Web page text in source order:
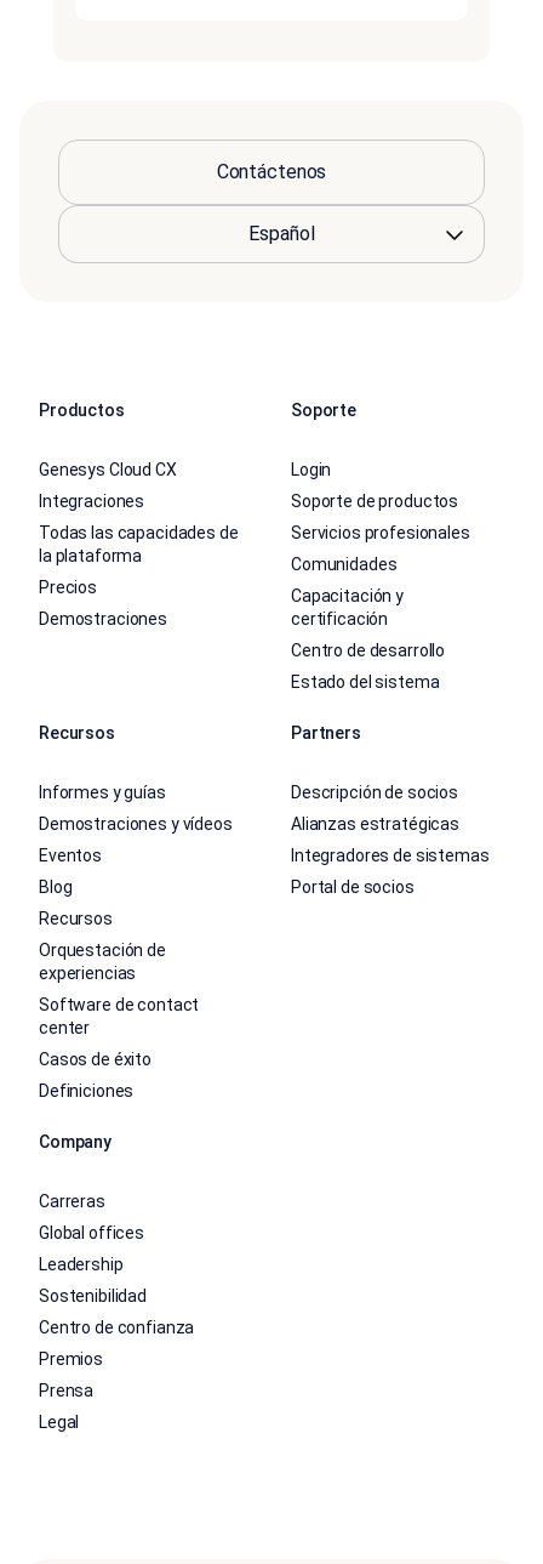
Contáctenos
Productos
Genesys Cloud CX
Integraciones
Todas las capacidades de
la plataforma
Precios
Demostraciones
Soporte
Login
Soporte de productos
Servicios profesionales
Comunidades
Capacitación y
certificación
Centro de desarrollo
Estado del sistema
Recursos
Informes y guías
Demostraciones y vídeos
Eventos
Blog
Recursos
Orquestación de
experiencias
Software de contact
center
Casos de éxito
Definiciones
Partners
Descripción de socios
Alianzas estratégicas
Integradores de sistemas
Portal de socios
Company
Carreras
Global offices
Leadership
Sostenibilidad
Centro de confianza
Premios
Prensa
Legal